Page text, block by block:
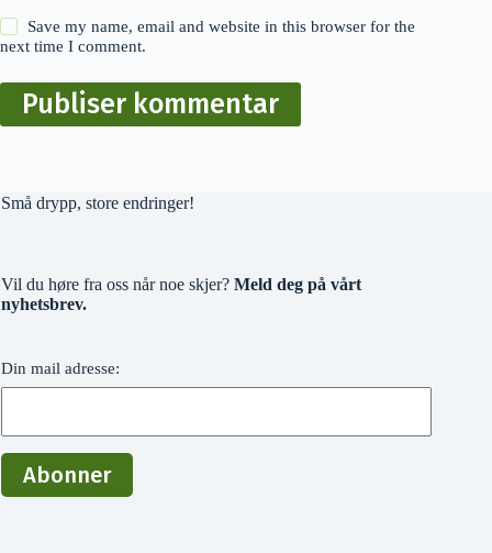
Save my name, email and website in this browser for the
next time I comment.
Publiser kommentar
Små drypp, store endringer!
Vil du høre fra oss når noe skjer? Meld deg på vårt
nyhetsbrev.
Din mail adresse: